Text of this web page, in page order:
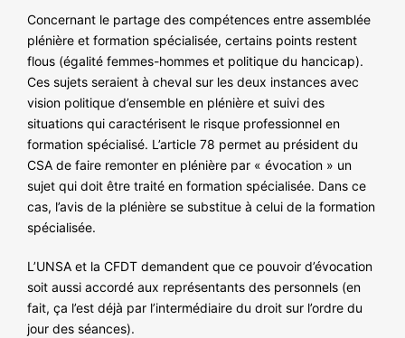
Concernant le partage des compétences entre assemblée
plénière et formation spécialisée, certains points restent
flous (égalité femmes-hommes et politique du hancicap).
Ces sujets seraient à cheval sur les deux instances avec
vision politique d’ensemble en plénière et suivi des
situations qui caractérisent le risque professionnel en
formation spécialisé. L’article 78 permet au président du
CSA de faire remonter en plénière par « évocation » un
sujet qui doit être traité en formation spécialisée. Dans ce
cas, l’avis de la plénière se substitue à celui de la formation
spécialisée.
L’UNSA et la CFDT demandent que ce pouvoir d’évocation
soit aussi accordé aux représentants des personnels (en
fait, ça l’est déjà par l’intermédiaire du droit sur l’ordre du
jour des séances).